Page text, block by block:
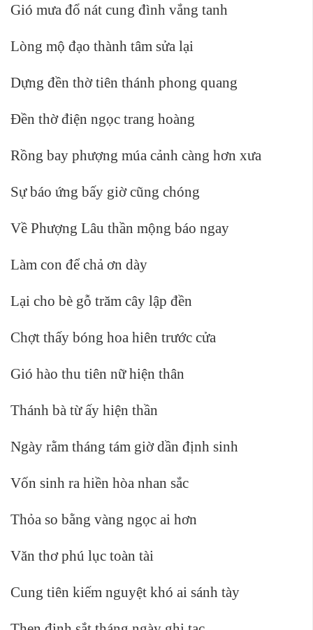
Gió mưa đổ nát cung đình vắng tanh
Lòng mộ đạo thành tâm sửa lại
Dựng đền thờ tiên thánh phong quang
Đền thờ điện ngọc trang hoàng
Rồng bay phượng múa cảnh càng hơn xưa
Sự báo ứng bấy giờ cũng chóng
Về Phượng Lâu thần mộng báo ngay
Làm con để chả ơn dày
Lại cho bè gỗ trăm cây lập đền
Chợt thấy bóng hoa hiên trước cửa
Gió hào thu tiên nữ hiện thân
Thánh bà từ ấy hiện thần
Ngày rằm tháng tám giờ dần định sinh
Vốn sinh ra hiền hòa nhan sắc
Thỏa so bằng vàng ngọc ai hơn
Văn thơ phú lục toàn tài
Cung tiên kiếm nguyệt khó ai sánh tày